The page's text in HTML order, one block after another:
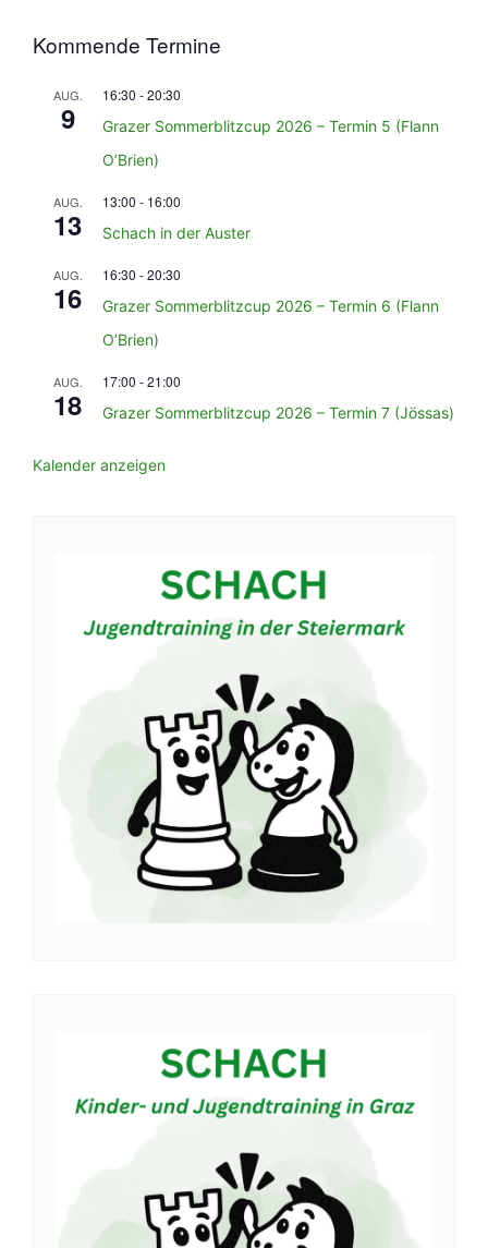
Kommende Termine
AUG.
9
16:30 -20:30
Grazer Sommerblitzcup 2026 – Termin 5 (Flann
O’Brien)
AUG.
13
13:00 - 16:00
Schach in der Auster
AUG.
16
16:30 -20:30
Grazer Sommerblitzcup 2026 – Termin 6 (Flann
O’Brien)
AUG.
18
17:00 -21:00
Grazer Sommerblitzcup 2026 – Termin 7 (Jössas)
Kalender anzeigen